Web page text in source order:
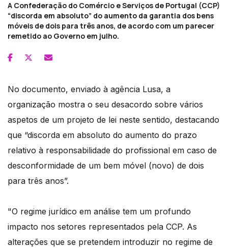
A Confederação do Comércio e Serviços de Portugal (CCP)
“discorda em absoluto” do aumento da garantia dos bens
móveis de dois para três anos, de acordo com um parecer
remetido ao Governo em julho.
No documento, enviado à agência Lusa, a
organização mostra o seu desacordo sobre vários
aspetos de um projeto de lei neste sentido, destacando
que “discorda em absoluto do aumento do prazo
relativo à responsabilidade do profissional em caso de
desconformidade de um bem móvel (novo) de dois
para três anos”.
"O regime jurídico em análise tem um profundo
impacto nos setores representados pela CCP. As
alterações que se pretendem introduzir no regime de